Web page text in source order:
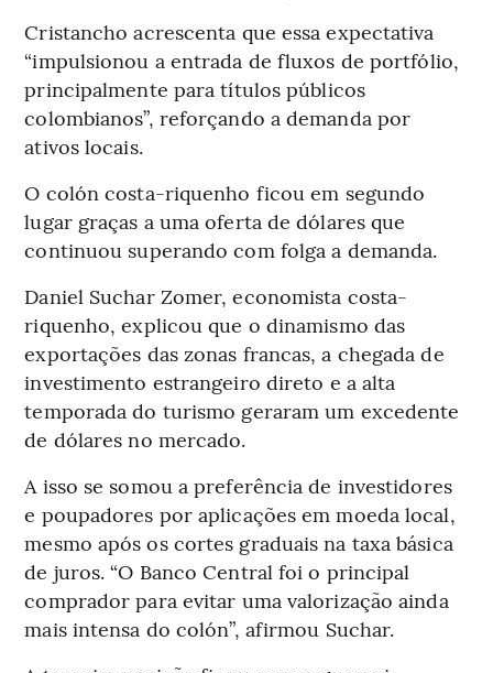
Cristancho acrescenta que essa expectativa
“impulsionou a entrada de fluxos de portfólio,
principalmente para títulos públicos
colombianos”, reforçando a demanda por
ativos locais.
O colón costa-riquenho ficou em segundo
lugar graças a uma oferta de dólares que
continuou superando com folga a demanda.
Daniel Suchar Zomer, economista costa-
riquenho, explicou que o dinamismo das
exportações das zonas francas, a chegada de
investimento estrangeiro direto e a alta
temporada do turismo geraram um excedente
de dólares no mercado.
A isso se somou a preferência de investidores
e poupadores por aplicações em moeda local,
mesmo após os cortes graduais na taxa básica
de juros. “O Banco Central foi o principal
comprador para evitar uma valorização ainda
mais intensa do colón”, afirmou Suchar.